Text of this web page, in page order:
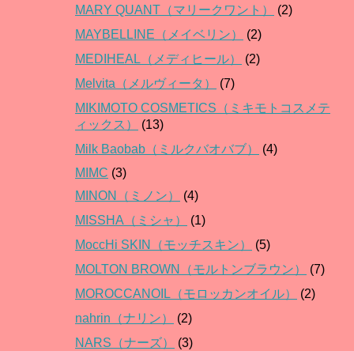
MARY QUANT（マリークワント）
(2)
MAYBELLINE（メイベリン）
(2)
MEDIHEAL（メディヒール）
(2)
Melvita（メルヴィータ）
(7)
MIKIMOTO COSMETICS（ミキモトコスメテ
ィックス）
(13)
Milk Baobab（ミルクバオバブ）
(4)
MIMC (3)
MINON（ミノン）
(4)
MISSHA（ミシャ）
(1)
MoccHi SKIN（モッチスキン）
(5)
MOLTON BROWN（モルトンブラウン）
(7)
MOROCCANOIL（モロッカンオイル）
(2)
nahrin（ナリン）
(2)
NARS（ナーズ）
(3)